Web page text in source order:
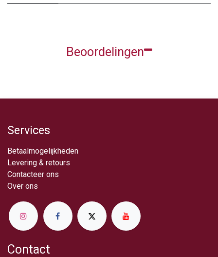
Beoordelingen
Services
Betaalmogelijkheden
Levering & retou​rs
Contacteer ons
Over ​ons
Contact